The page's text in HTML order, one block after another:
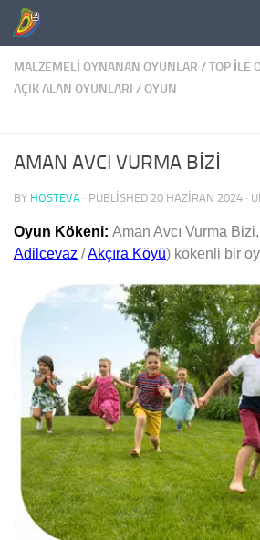
Skip to content
MALZEMELI OYNANAN OYUNLAR /TOP İLE
AÇIK ALAN OYUNLARI /OYUN
AMAN AVCI VURMA BİZİ
BY HOSTEVA · PUBLISHED 20 HAZIRAN 2024 ·
Oyun Kökeni: Aman Avcı Vurma Bizi,
Adilcevaz /Akçıra Köyü) kökenli bir